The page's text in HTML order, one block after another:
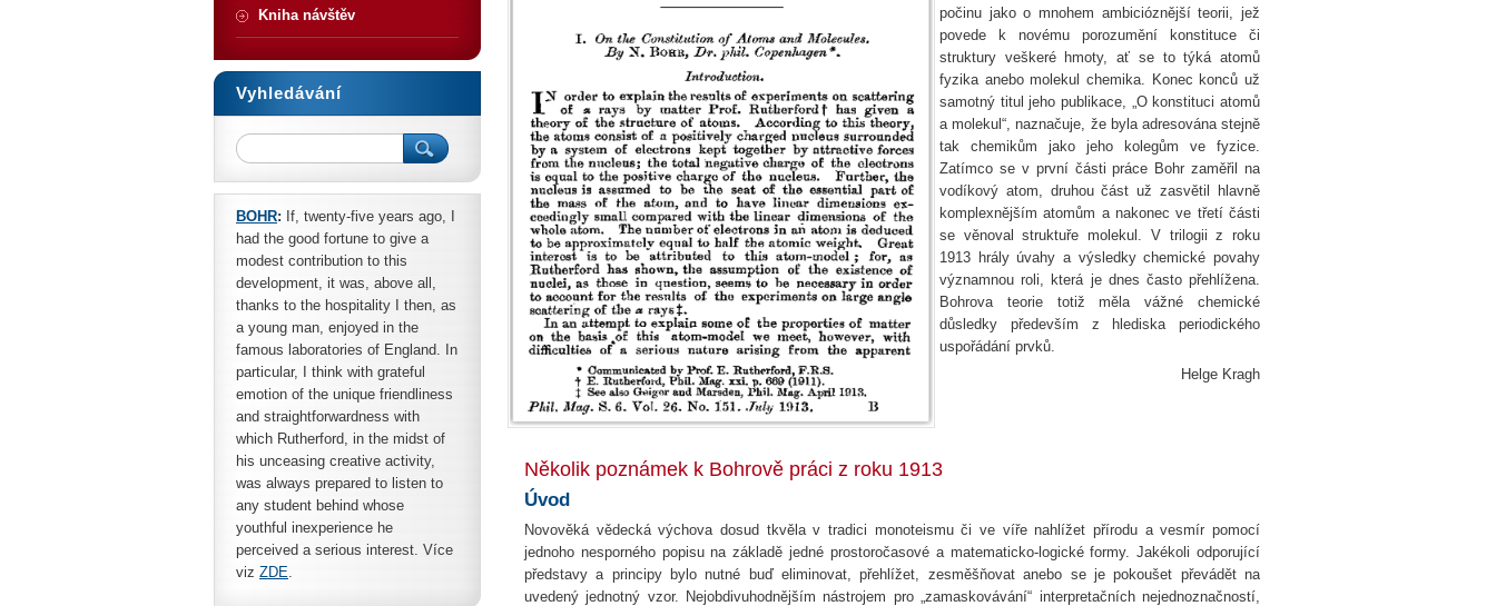
počinu jako o mnohem ambicióznější teorii, jež
povede k novému porozumění konstituce či
struktury veškeré hmoty, ať se to týká atomů
fyzika anebo molekul chemika. Konec konců už
samotný titul jeho publikace, „O konstituci atomů
a molekul“, naznačuje, že byla adresována stejně
tak chemikům jako jeho kolegům ve fyzice.
Zatímco se v první části práce Bohr zaměřil na
vodíkový atom, druhou část už zasvětil hlavně
komplexnějším atomům a nakonec ve třetí části
se věnoval struktuře molekul. V trilogii z roku
1913 hrály úvahy a výsledky chemické povahy
významnou roli, která je dnes často přehlížena.
Bohrova teorie totiž měla vážné chemické
důsledky především z hlediska periodického
uspořádání prvků.
Helge Kragh
Několik poznámek k Bohrově práci z roku 1913
Úvod
Novověká vědecká výchova dosud tkvěla v tradici monoteismu či ve víře nahlížet přírodu a vesmír pomocí
jednoho nesporného popisu na základě jedné prostoročasové a matematicko-logické formy. Jakékoli odporující
představy a principy bylo nutné buď eliminovat, přehlížet, zesměšňovat anebo se je pokoušet převádět na
uvedený jednotný vzor. Nejobdivuhodnějším nástrojem pro „zamaskovávání“ interpretačních nejednoznačností,
Kniha návštěv
Vyhledávání
BOHR: If, twenty-five years ago, I
had the good fortune to give a
modest contribution to this
development, it was, above all,
thanks to the hospitality I then, as
a young man, enjoyed in the
famous laboratories of England. In
particular, I think with grateful
emotion of the unique friendliness
and straightforwardness with
which Rutherford, in the midst of
his unceasing creative activity,
was always prepared to listen to
any student behind whose
youthful inexperience he
perceived a serious interest. Více
viz ZDE.